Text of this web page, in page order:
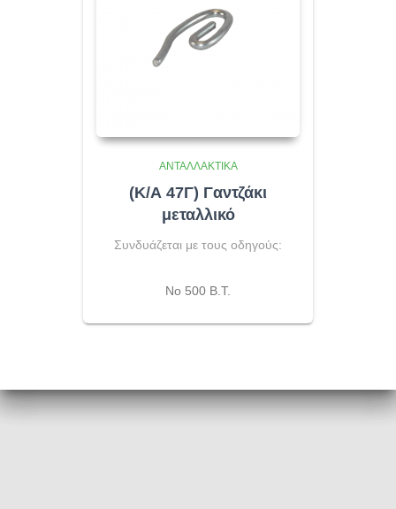
ΑΝΤΑΛΛΑΚΤΙΚΆ
(Κ/Α 47Γ) Γαντζάκι
μεταλλικό
Συνδυάζεται με τους οδηγούς:
No 500 Β.Τ.